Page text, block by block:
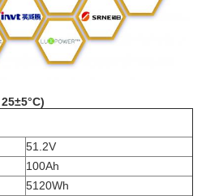
)
51.2V
100Ah
5120Wh